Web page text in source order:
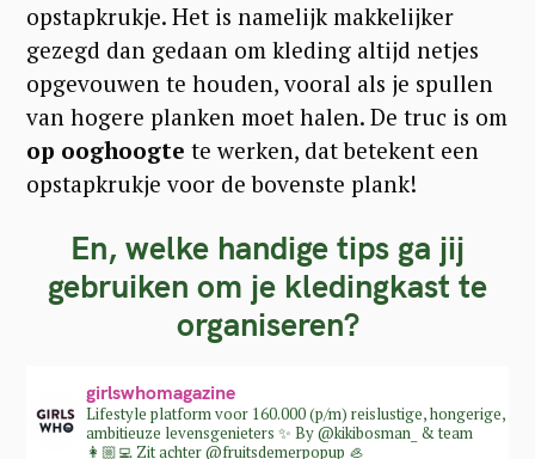
opstapkrukje. Het is namelijk makkelijker
gezegd dan gedaan om kleding altijd netjes
opgevouwen te houden, vooral als je spullen
van hogere planken moet halen. De truc is om
op ooghoogte te werken, dat betekent een
opstapkrukje voor de bovenste plank!
En, welke handige tips ga jij
gebruiken om je kledingkast te
organiseren?
girlswhomagazine
Lifestyle platform voor 160.000 (p/m) reislustige, hongerige,
ambitieuze levensgenieters ✨ By @kikibosman_ & team
👩🏼‍💻 Zit achter @fruitsdemerpopup 🦪